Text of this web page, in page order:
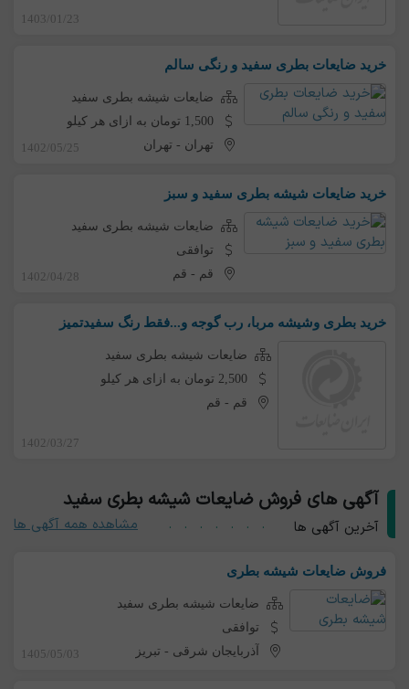
1403/01/23
خرید ضایعات بطری سفید و رنگی سالم
ضایعات شیشه بطری سفید
1,500 تومان به ازای هر کیلو
تهران - تهران 1402/05/25
خرید ضایعات شیشه بطری سفید و سبز
ضایعات شیشه بطری سفید
توافقی
قم - قم 1402/04/28
خرید بطری وشیشه مربا، رب گوجه و...فقط رنگ سفیدتمیز
ضایعات شیشه بطری سفید
2,500 تومان به ازای هر کیلو
قم - قم
1402/03/27
آگهی های فروش ضایعات شیشه بطری سفید
آخرین آگهی ها مشاهده همه آگهی ها
فروش ضایعات شیشه بطری
ضایعات شیشه بطری سفید
توافقی
آذربایجان شرقی - تبریز 1405/05/03